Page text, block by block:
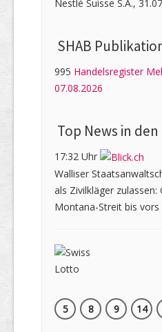
Nestlé Suisse S.A.,
SHAB
995 Handelsregister
07.08.2026
Top News in
17:32 Uhr
Walliser
als Zivilkläger zulassen:
Montana-Streit bis vors
5
8 9 14